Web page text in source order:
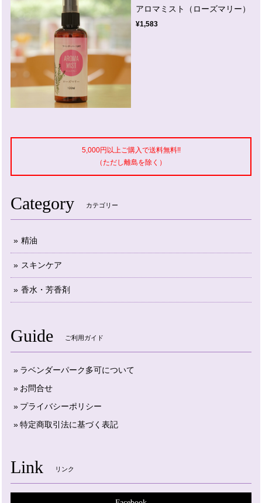
アロマミスト（ローズマリー）
¥1,583
5,000円以上ご購入で送料無料!!
（ただし離島を除く）
Category カテゴリー
精油
スキンケア
香水・芳香剤
Guide ご利用ガイド
ラベンダーパーク多可について
お問合せ
プライバシーポリシー
特定商取引法に基づく表記
Link リンク